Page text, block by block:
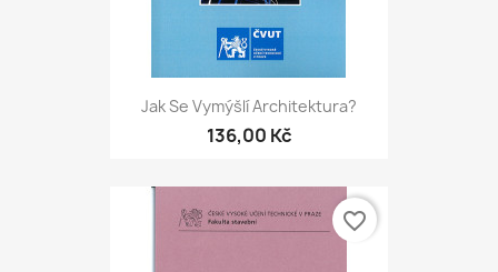
Jak Se Vymýšlí Architektura?
136,00 Kč
favorite_border